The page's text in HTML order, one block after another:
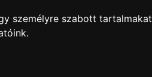
személyre szabott